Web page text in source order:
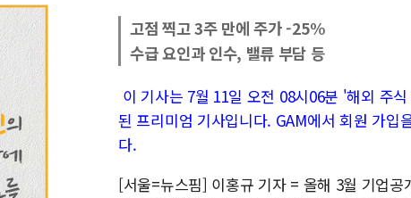
고점 찍고 3주 만에 주가 -25%
수급 요인과 인수, 밸류 부담 등
이 기사는 7월 11일 오전 08시06분 '해외
된 프리미엄 기사입니다. GAM에서 회원 가입
다.
[서울=뉴스핌] 이홍규 기자 = 올해 3월 기업